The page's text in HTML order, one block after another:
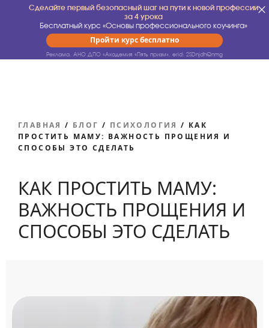
Сделайте первый безопасный шаг на пути к новой профессии
за 4 урока
Бесплатный курс «Основы профессионального коучинга»
Пройти курс бесплатно
Реклама. АНО ДПО «Академия «Пять призм». erid: 2SDnjdhQnmg
ГЛАВНАЯ / БЛОГ / ПСИХОЛОГИЯ / КАК
ПРОСТИТЬ МАМУ: ВАЖНОСТЬ ПРОЩЕНИЯ И
СПОСОБЫ ЭТО СДЕЛАТЬ
КАК ПРОСТИТЬ МАМУ:
ВАЖНОСТЬ ПРОЩЕНИЯ И
СПОСОБЫ ЭТО СДЕЛАТЬ